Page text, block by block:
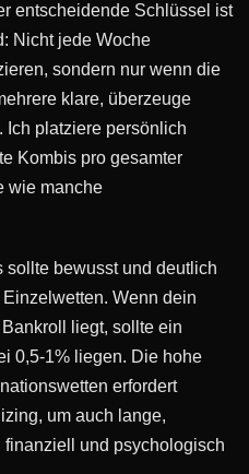
entscheidende Schlüssel ist
Nicht jede Woche
sondern nur wenn die
klare, überzeuge
Ich platziere persönlich
Kombis pro gesamter
wie manche
bewusst und deutlich
Wenn dein
liegt, sollte ein
0,5-1% liegen. Die hohe
erfordert
um auch lange,
und psychologisch